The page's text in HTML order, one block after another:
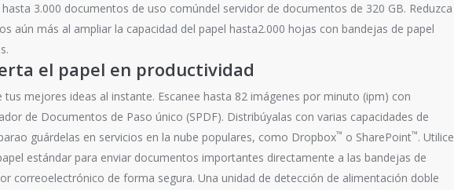
hasta 3.000 documentos de uso comúndel servidor de documentos de 320 GB. Reduzca
aún más al ampliar la capacidad del papel hasta2.000 hojas con bandejas de papel
el papel en productividad
tus mejores ideas al instante. Escanee hasta 82 imágenes por minuto (ipm) con
de Documentos de Paso único (SPDF). Distribúyalas con varias capacidades de
guárdelas en servicios en la nube populares, como Dropbox™ o SharePoint™. Utilice
estándar para enviar documentos importantes directamente a las bandejas de
correoelectrónico de forma segura. Una unidad de detección de alimentación doble